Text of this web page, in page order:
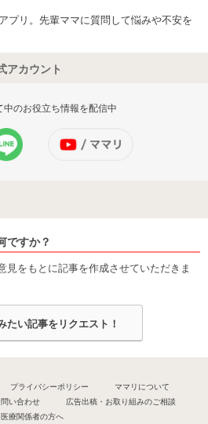
プリ。先輩ママに質問して悩みや不安を
アカウント
中のお役立ち情報を配信中
ですか？
見をもとに記事を作成させていただきま
たい記事をリクエスト！
プライバシーポリシー
ママリについて
い合わせ
広告出稿・お取り組みのご相談
医療関係者の方へ